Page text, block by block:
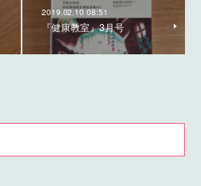
2019.02.10 08:51
『健康教室』3月号